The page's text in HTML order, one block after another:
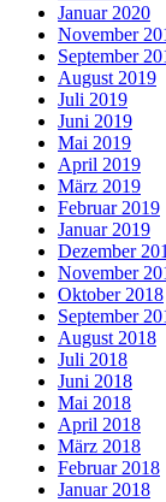
Januar 2020
November
September
August 2019
Juli 2019
Juni 2019
Mai 2019
April 2019
März 2019
Februar 2019
Januar 2019
Dezember
November
Oktober 2018
September
August 2018
Juli 2018
Juni 2018
Mai 2018
April 2018
März 2018
Februar 2018
Januar 2018